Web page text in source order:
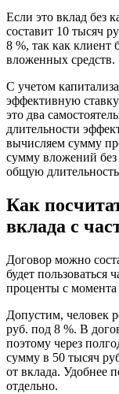
Если это вклад без
составит 10 тысяч
8 %, так как клиент
вложенных средств.
С учетом
эффективную
это два
длительности
вычисляем сумму
сумму вложений
общую
Как
вклада с
Договор можно
будет пользоваться
проценты с момента
Допустим, человек
руб. под 8 %. В
поэтому через
сумму в 50 тысяч
от вклада. Удобнее
отдельно.